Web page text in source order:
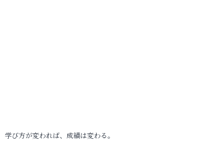
学び方が変われば、成績は変わる。